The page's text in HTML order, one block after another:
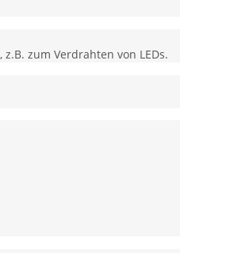
zum Verdrahten von LEDs.